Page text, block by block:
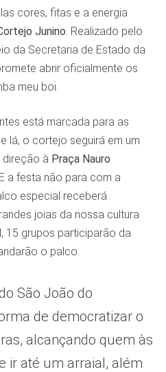
cores, fitas e a energia
Junino. Realizado pelo
da Secretaria de Estado da
abrir oficialmente os
meu boi.
está marcada para as
lá, o cortejo seguirá em um
direção à Praça Nauro
a festa não para com a
especial receberá
joias da nossa cultura
15 grupos participarão da
o palco.
São João do
de democratizar o
alcançando quem às
ir até um arraial, além